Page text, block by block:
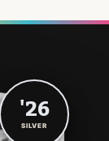
'26
SILVER